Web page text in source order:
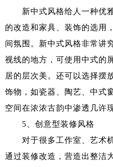
新中式风格给人一种优雅
的改造和家具、装饰的选用
间氛围。新中式风格非常讲
视线的地方，可使用中式的
居的层次美。还可以选择摆
饰物，如瓷器、陶艺、中式
空间在浓浓古韵中渗透几许
5、创意型装修风格
对于很多工作室、艺术机
通过装修改造，营造出整洁